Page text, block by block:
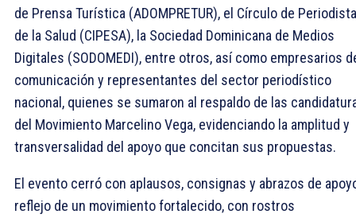
de Prensa Turística (ADOMPRETUR), el Círculo de
de la Salud (CIPESA), la Sociedad Dominicana de Medios
Digitales (SODOMEDI), entre otros, así como empresarios
comunicación y representantes del sector periodístico
nacional, quienes se sumaron al respaldo de las
del Movimiento Marcelino Vega, evidenciando la amplitud y
transversalidad del apoyo que concitan sus propuestas.
El evento cerró con aplausos, consignas y abrazos de
reflejo de un movimiento fortalecido, con rostros